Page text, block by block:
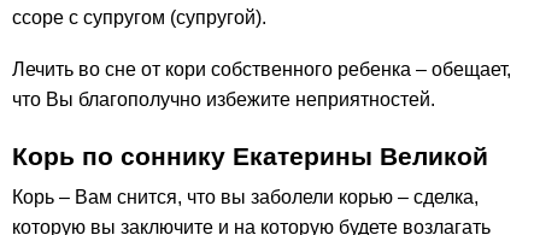
ссоре с супругом (супругой).
Лечить во сне от кори собственного ребенка – обещает,
что Вы благополучно избежите неприятностей.
Корь по соннику Екатерины Великой
Корь – Вам снится, что вы заболели корью – сделка,
которую вы заключите и на которую будете возлагать